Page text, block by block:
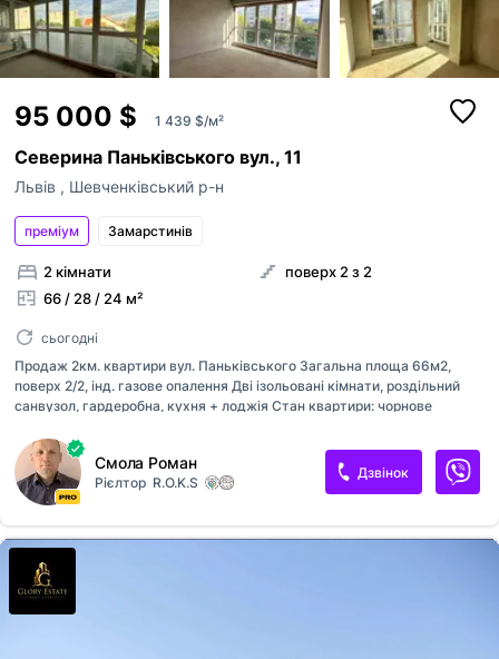
95 000 $ 1 439 $/м²
Северина Паньківського вул., 11
Львів , Шевченківський р-н
преміум Замарстинiв
2 кімнати
66 / 28 / 24 м²
поверх 2 з 2
сьогодні
Продаж 2км. квартири вул. Паньківського Загальна площа 66м2,
поверх 2/2, інд. газове опалення Дві ізольовані кімнати, роздільний
санвузол, гардеробна, кухня + лоджія Стан квартири: чорнове
парковка, закрита територія. Південна сторона, квартира дуже
сонячна з виглядом на Високий Замок Право власності, будинок
введений в експлуатацію, продаж без заміни. Ціна 95000$ Всі деталі
по телефону
Смола Роман
Рієлтор R.O.K.S
Дзвінок